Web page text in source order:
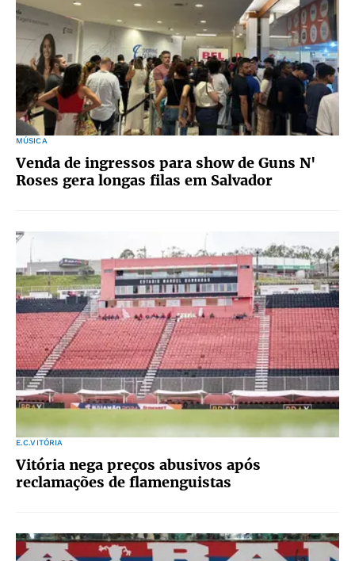
MÚSICA
Venda de ingressos para show de Guns N'
Roses gera longas filas em Salvador
E.C.VITÓRIA
Vitória nega preços abusivos após
reclamações de flamenguistas